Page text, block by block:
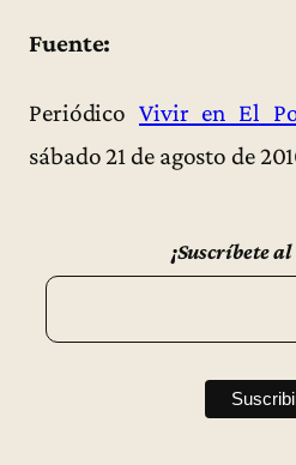
Fuente:
PeriódicoVivir en El
sábado 21 de agosto de
¡Suscríbete